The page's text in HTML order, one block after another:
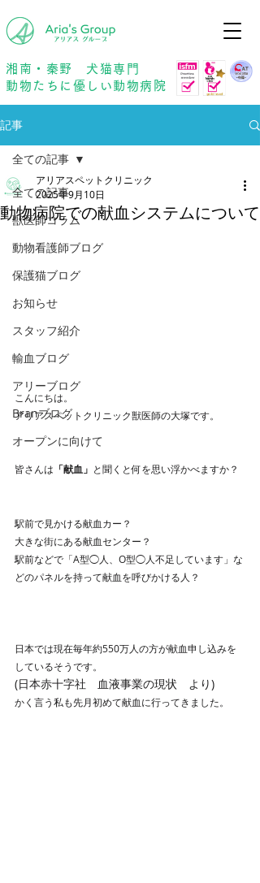
湘南・秦野 犬猫専門
動物たちに優しい動物病院
記事
全ての記事
獣医師コラム
動物看護師ブログ
保護猫ブログ
お知らせ
スタッフ紹介
輸血ブログ
アリーブログ
Branブログ
オープンに向けて
全ての記事
動物病院での献血システムについて
アリアスペットクリニック
2025年9月10日
こんにちは。
アリアスペットクリニック獣医師の大塚です。
皆さんは 「献血」 と聞くと何を思い浮かべますか？
駅前で見かける献血カー？
大きな街にある献血センター？
駅前などで「A型◯人、O型◯人不足しています」な
どのパネルを持って献血を呼びかける人？
日本では現在毎年約550万人の方が献血申し込みを
しているそうです。
(日本赤十字社　血液事業の現状　より)
かく言う私も先月初めて献血に行ってきました。